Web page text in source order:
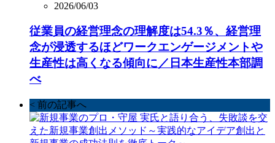
2026/06/03
従業員の経営理念の理解度は54.3％、経営理
念が浸透するほどワークエンゲージメントや
生産性は高くなる傾向に／日本生産性本部調
べ
< 前の記事へ